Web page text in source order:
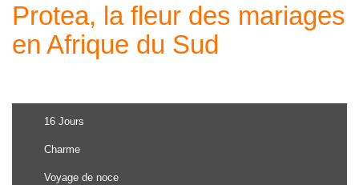
Protea, la fleur des mariages
en Afrique du Sud
16 Jours
Charme
Voyage de noce